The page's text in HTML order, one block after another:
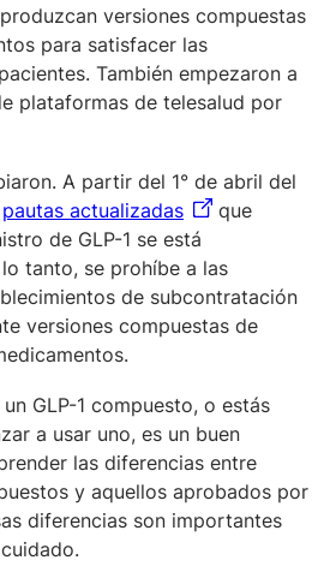
versiones compuestas
para satisfacer las
También empezaron a
plataformas de telesalud por
A partir del 1° de abril del
pautas actualizadas
que
de GLP-1 se está
tanto, se prohíbe a las
de subcontratación
versiones compuestas de
GLP-1 compuesto, o estás
a usar uno, es un buen
las diferencias entre
y aquellos aprobados por
diferencias son importantes